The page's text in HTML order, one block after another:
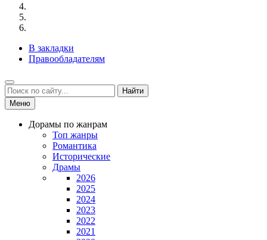
В закладки
Правообладателям
Найти
Меню
Дорамы по жанрам
Топ жанры
Романтика
Исторические
Драмы
2026
2025
2024
2023
2022
2021